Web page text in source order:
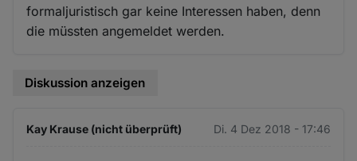
formaljuristisch gar keine Interessen haben, denn
die müssten angemeldet werden.
Diskussion anzeigen
Kay Krause (nicht überprüft) Di. 4 Dez 2018 - 17:46